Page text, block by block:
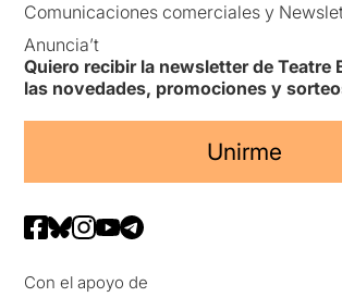
Comunicaciones comerciales y
Anuncia’t
Quiero recibir la newsletter de Teatre
las novedades, promociones y
Unirme
Con el apoyo de